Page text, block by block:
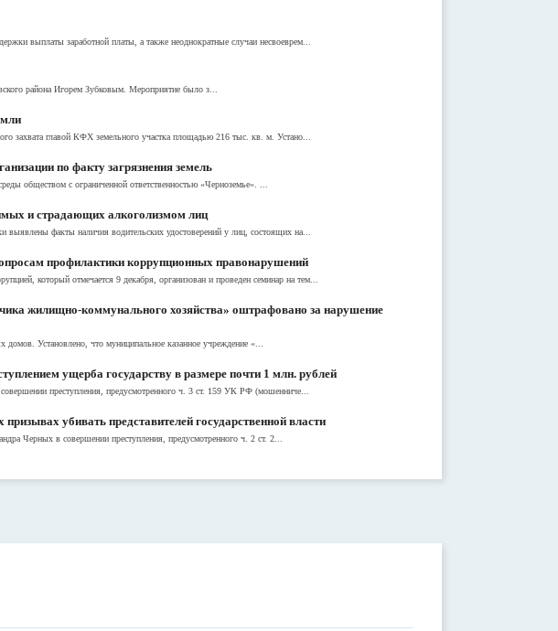
выплаты заработной платы, а также неоднократные случаи несвоеврем...
района Игорем Зубковым. Мероприятие было з...
захвата главой КФХ земельного участка площадью 216 тыс. кв. м. Устано...
по факту загрязнения земель
обществом с ограниченной ответственностью «Черноземье». ...
и страдающих алкоголизмом лиц
выявлены факты наличия водительских удостоверений у лиц, состоящих на...
профилактики коррупционных правонарушений
который отмечается 9 декабря, организован и проведен семинар на тем...
жилищно-коммунального хозяйства» оштрафовано за нарушение
Установлено, что муниципальное казанное учреждение «...
ущерба государству в размере почти 1 млн. рублей
преступления, предусмотренного ч. 3 ст. 159 УК РФ (мошенниче...
убивать представителей государственной власти
Черных в совершении преступления, предусмотренного ч. 2 ст. 2...